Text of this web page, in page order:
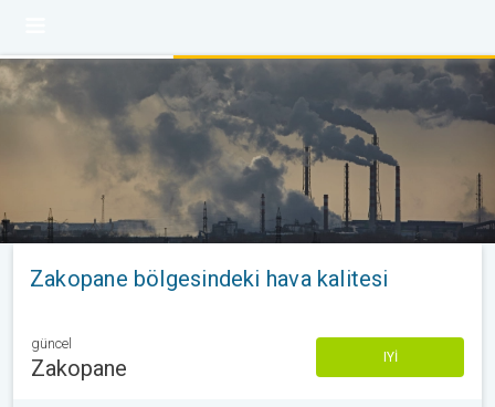
Zakopane bölgesindeki hava kalitesi
güncel
Zakopane IYI